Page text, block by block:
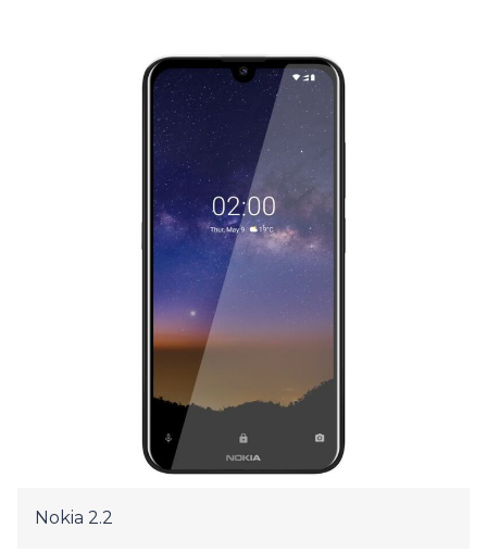
Nokia 2.2